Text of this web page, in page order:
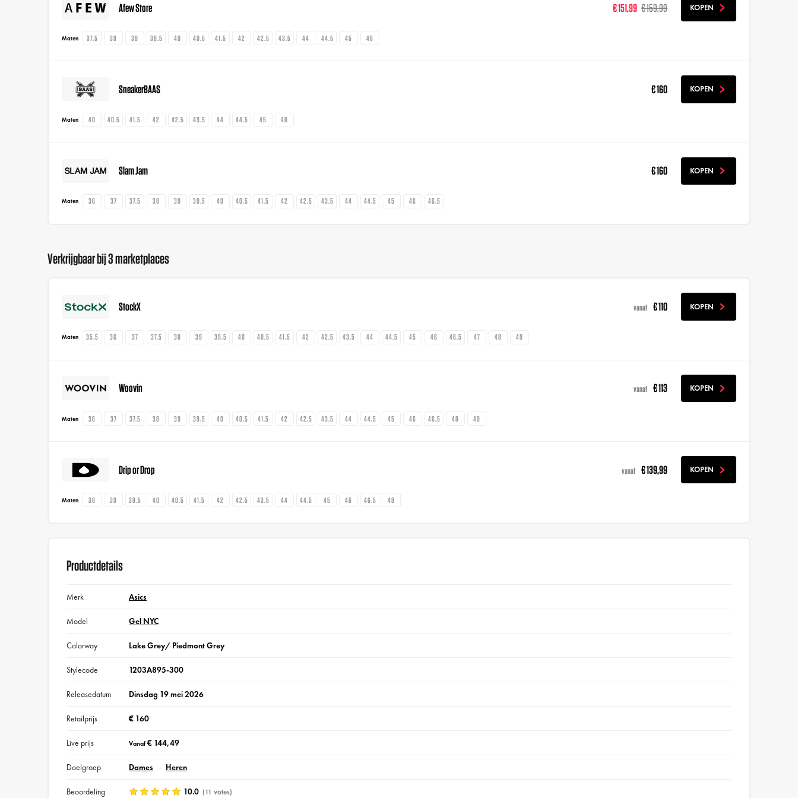
Afew Store € 151,99 € 159,99 KOPEN
Maten 37.5 38 39 39.5 40 40.5 41.5 42 42.5 43.5 44 44.5 45 46
SneakerBAAS € 160 KOPEN
Maten 40 40.5 41.5 42 42.5 43.5 44 44.5 45 46
Slam Jam € 160 KOPEN
Maten 36 37 37.5 38 39 39.5 40 40.5 41.5 42 42.5 43.5 44 44.5 45 46 46.5
Verkrijgbaar bij 3 marketplaces
StockX vanaf € 110 KOPEN
Maten 35.5 36 37 37.5 38 39 39.5 40 40.5 41.5 42 42.5 43.5 44 44.5 45 46 46.5 47 48 49
Woovin vanaf € 113 KOPEN
Maten 36 37 37.5 38 39 39.5 40 40.5 41.5 42 42.5 43.5 44 44.5 45 46 46.5 48 49
Drip or Drop vanaf € 139,99 KOPEN
Maten 38 39 39.5 40 40.5 41.5 42 42.5 43.5 44 44.5 45 46 46.5 48
Productdetails
Merk Asics
Model Gel NYC
Colorway Lake Grey/ Piedmont Grey
Stylecode 1203A895-300
Releasedatum Dinsdag 19 mei 2026
Retailprijs € 160
Live prijs Vanaf€ 144,49
Doelgroep Dames Heren
Beoordeling 10.0 (11 votes)